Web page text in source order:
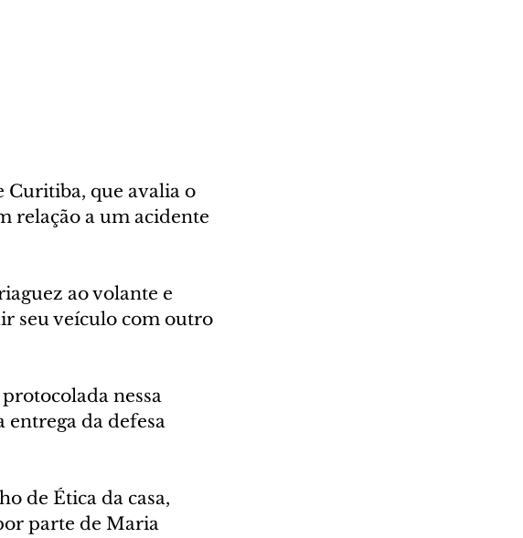
Curitiba, que avalia o
relação a um acidente
ao volante e
seu veículo com outro
nessa
da defesa
de Ética da casa,
parte de Maria